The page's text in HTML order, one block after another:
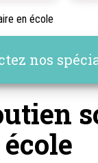
en école
nos
école